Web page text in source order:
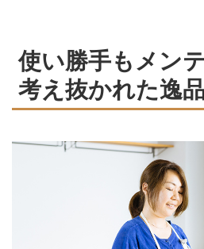
使い勝手もメン
考え抜かれた逸品